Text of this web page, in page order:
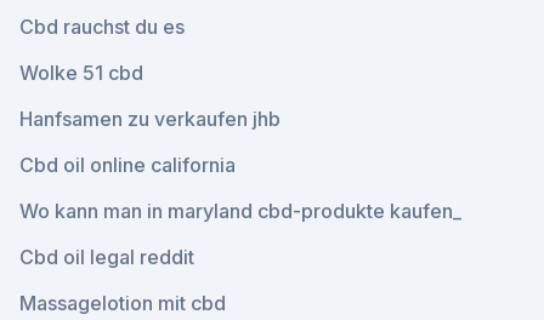
Cbd rauchst du es
Wolke 51 cbd
Hanfsamen zu verkaufen jhb
Cbd oil online california
Wo kann man in maryland cbd-produkte kaufen_
Cbd oil legal reddit
Massagelotion mit cbd